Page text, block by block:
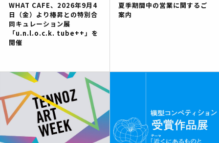
WHAT CAFE、2026年9月4
日（金）より椿昇との特別合
同キュレーション展
「u.n.l.o.c.k. tube++」を
開催
夏季期間中の営業に関するご
案内